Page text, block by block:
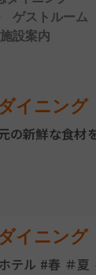
ゲストルーム
施設案内
イニング
新鮮な食材
イニング
テル #春 ＃夏